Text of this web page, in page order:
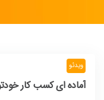
ویدئو
آماده ای کسب کار